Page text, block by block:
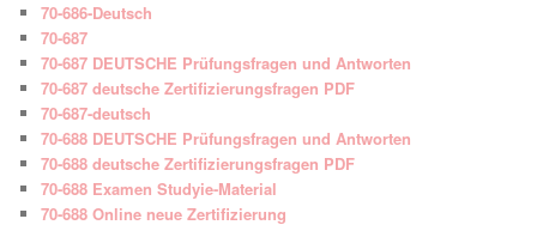
70-686-Deutsch
70-687
70-687 DEUTSCHE Prüfungsfragen und Antworten
70-687 deutsche Zertifizierungsfragen PDF
70-687-deutsch
70-688 DEUTSCHE Prüfungsfragen und Antworten
70-688 deutsche Zertifizierungsfragen PDF
70-688 Examen Studyie-Material
70-688 Online neue Zertifizierung